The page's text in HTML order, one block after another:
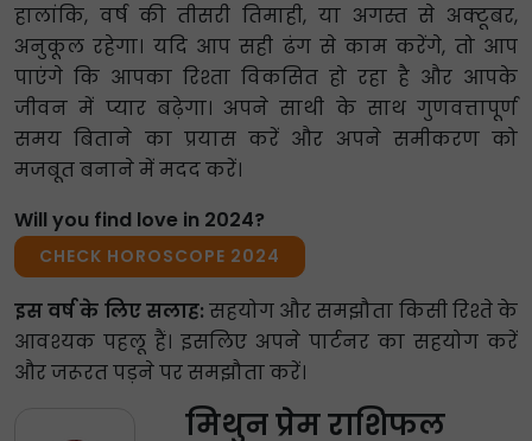
हालांकि, वर्ष की तीसरी तिमाही, या अगस्त से अक्टूबर,
अनुकूल रहेगा। यदि आप सही ढंग से काम करेंगे, तो आप
पाएंगे कि आपका रिश्ता विकसित हो रहा है और आपके
जीवन में प्यार बढ़ेगा। अपने साथी के साथ गुणवत्तापूर्ण
समय बिताने का प्रयास करें और अपने समीकरण को
मजबूत बनाने में मदद करें।
Will you find love in 2024?
CHECK HOROSCOPE 2024
इस वर्ष के लिए सलाह: सहयोग और समझौता किसी रिश्ते के
आवश्यक पहलू हैं। इसलिए अपने पार्टनर का सहयोग करें
और जरूरत पड़ने पर समझौता करें।
मिथुन प्रेम राशिफल